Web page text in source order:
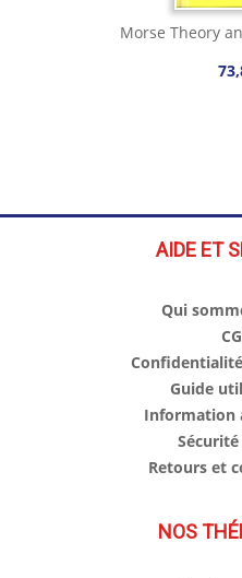
Morse Theory
AIDE ET
Qui
Guide
Information
Retours et
NOS